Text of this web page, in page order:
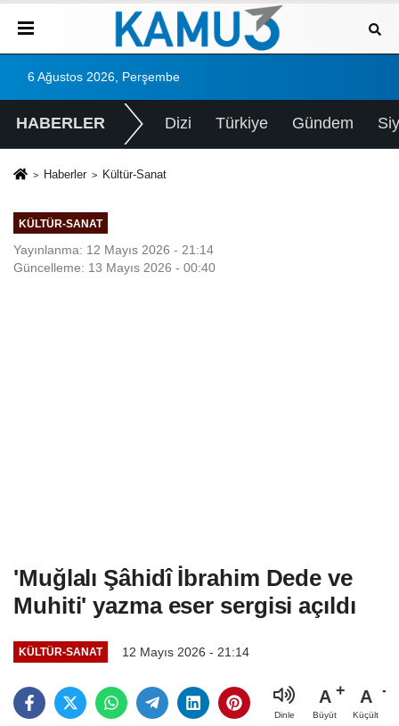
6 Ağustos 2026, Perşembe
HABERLER Dizi Türkiye Gündem
Haberler Kültür-Sanat
KÜLTÜR-SANAT
Yayınlanma: 12 Mayıs 2026 - 21:14
Güncelleme: 13 Mayıs 2026 - 00:40
'Muğlalı Şâhidî İbrahim Dede ve
Muhiti' yazma eser sergisi açıldı
KÜLTÜR-SANAT 12 Mayıs 2026 - 21:14
Dinle
A
Büyüt
A
Küçült